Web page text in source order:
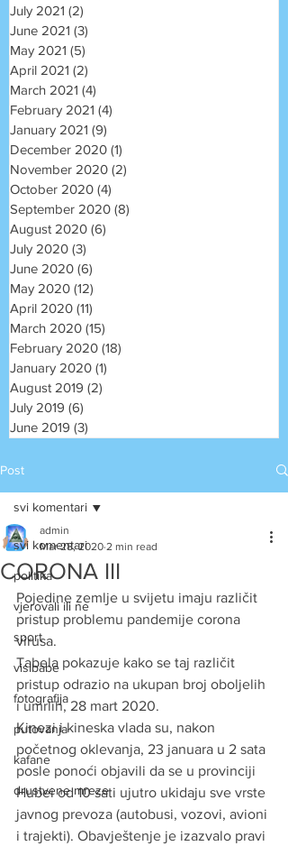
July 2021 (2)
June 2021 (3)
May 2021 (5)
April 2021 (2)
March 2021 (4)
February 2021 (4)
January 2021 (9)
December 2020 (1)
November 2020 (2)
October 2020 (4)
September 2020 (8)
August 2020 (6)
July 2020 (3)
June 2020 (6)
May 2020 (12)
April 2020 (11)
March 2020 (15)
February 2020 (18)
January 2020 (1)
August 2019 (2)
July 2019 (6)
June 2019 (3)
Post
svi komentari
politika
vjerovali ili ne
sport
visibabe
fotografija
putovanja
kafane
drustvene mreze
svi komentari
CORONA III
admin
Mar 28, 2020 2 min read
Pojedine zemlje u svijetu imaju različit
pristup problemu pandemije corona
virusa.
Tabela pokazuje kako se taj različit
pristup odrazio na ukupan broj oboljelih
i umrlih, 28 mart 2020.
Kinezi i kineska vlada su, nakon
početnog oklevanja, 23 januara u 2 sata
posle ponoći objavili da se u provinciji
Hubei od 10 sati ujutro ukidaju sve vrste
javnog prevoza (autobusi, vozovi, avioni
i trajekti). Obavještenje je izazvalo pravi